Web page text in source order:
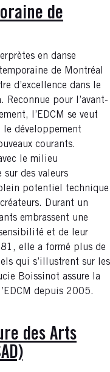
de
en danse
de Montréal
d’excellence dans le
Reconnue pour l’avant-
l’EDCM se veut
développement
courants.
le milieu
sur des valeurs
potentiel technique
Durant un
embrassent une
et de leur
elle a formé plus de
qui s’illustrent sur les
Boissinot assure la
depuis 2005.
des Arts